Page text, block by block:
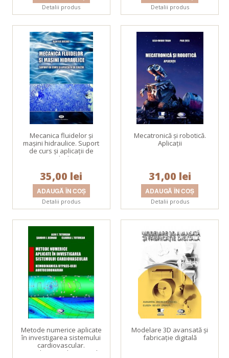
Detalii produs Detalii produs
Mecanica fluidelor şi
maşini hidraulice. Suport
de curs şi aplicaţii de
calcul.
35,00 lei
Detalii produs
Mecatronică și robotică.
Aplicații
31,00 lei
Detalii produs
Metode numerice aplicate
în investigarea sistemului
cardiovascular.
Hemodinamica bypass-ului
Modelare 3D avansată şi
fabricaţie digitală